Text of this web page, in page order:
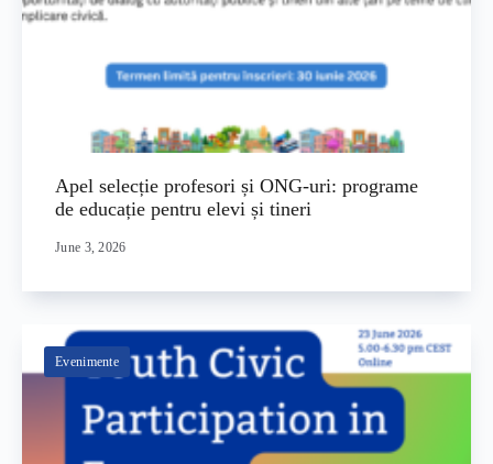
Apel selecție profesori și ONG-uri: programe
de educație pentru elevi și tineri
June 3, 2026
Evenimente